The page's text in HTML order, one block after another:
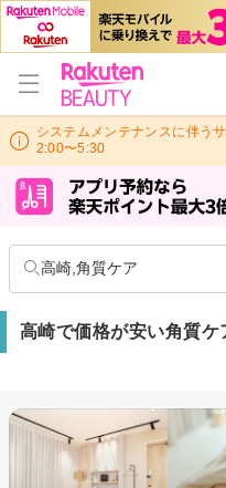
システムメンテナンスに伴う
2:00〜5:30
高崎,角質ケア
高崎で価格が安い角質ケ